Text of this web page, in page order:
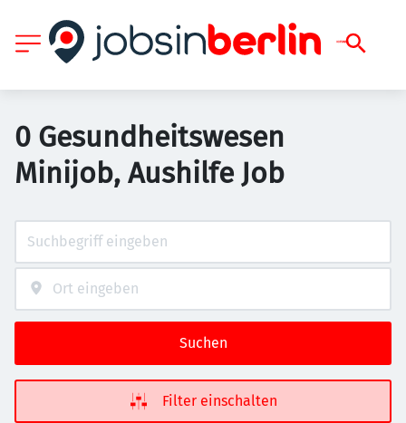
0 Gesundheitswesen
Minijob, Aushilfe Job
Suchen
Filter einschalten